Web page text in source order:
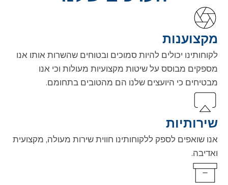
מקצוענות
לקוחותינו יכולים להיות סמוכים ובטוחים שהשרות אותו אנו
מספקים מבוסס על שיטות מקצועיות מעולות וכי אנו
מבטיחים כי היועצים שלנו הם מהטובים בתחומם.
שירותיות
אנו שואפים לספק ללקוחותינו חווית שירות מעולה, מקצועית
ואדיבה.